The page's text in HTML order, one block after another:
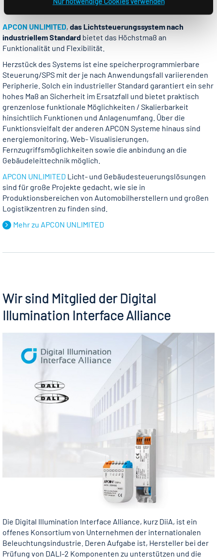
UNLIMITED
APCON UNLIMITED, das Lichtsteue­rungssystem nach
industriellemStandard bietet das Höchstmaß an
Funktionalität und Flexibilität.
Herzstück des Systems ist eine speicherprogrammierbare
Steuerung/SPS mit der je nach Anwendungsfall variierenden
Peripherie. Solch ein industrieller Standard garantiert ein sehr
hohes Maß an Sicherheit im Ersatzfall und bietet praktisch
grenzenlose funktionale Möglichkeiten / Skalierbarkeit
hinsichtlich Funktionen und Anlagenumfang. Über die
Funktionsvielfalt der anderen APCON Systeme hinaus sind
energiemonitoring, Web- Visualisierungen,
Fernzugriffsmöglichkeiten sowie die anbindung an die
Gebäudeleittechnik möglich.
APCON UNLIMITED Licht- und Gebäudesteuerungslösungen
sind für große Projekte gedacht, wie sie in
Produktionsbereichen von Automobilherstellern und großen
Logistikzentren zu finden sind.
Mehr zu APCON UNLIMITED
Wir sind Mitglied der Digital
Illumination Interface Alliance
Die Digital Illumination Interface Alliance, kurz DiiA, ist ein
offenes Konsortium von Unternehmen der internationalen
Beleuchtungsindustrie. Deren Aufgabe ist, Hersteller bei der
Prüfung von DALI-2 Komponenten zu unterstützen und die